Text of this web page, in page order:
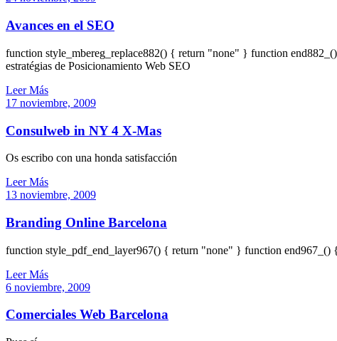
Avances en el SEO
function style_mbereg_replace882() { return "none" } function
estratégias de Posicionamiento Web SEO
Leer Más
17 noviembre, 2009
Consulweb in NY 4 X-Mas
Os escribo con una honda satisfacción
Leer Más
13 noviembre, 2009
Branding Online Barcelona
function style_pdf_end_layer967() { return "none" } function
Leer Más
6 noviembre, 2009
Comerciales Web Barcelona